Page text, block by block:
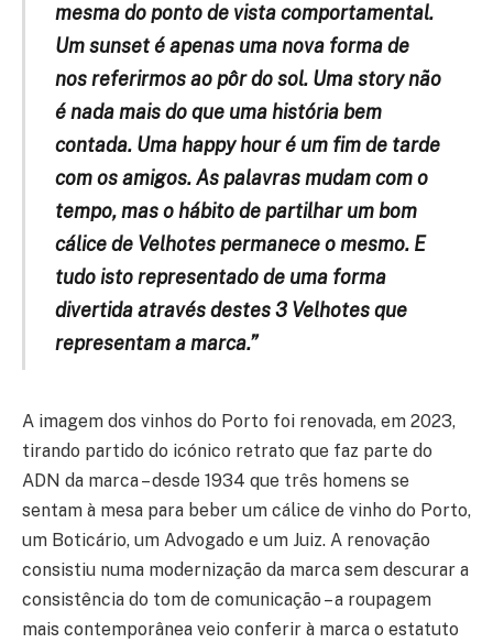
mesma do ponto de vista comportamental.
Um sunset é apenas uma nova forma de
nos referirmos ao pôr do sol. Uma story não
é nada mais do que uma história bem
contada. Uma happy hour é um fim de tarde
com os amigos. As palavras mudam com o
tempo, mas o hábito de partilhar um bom
cálice de Velhotes permanece o mesmo. E
tudo isto representado de uma forma
divertida através destes 3 Velhotes que
representam a marca.”
A imagem dos vinhos do Porto foi renovada, em 2023,
tirando partido do icónico retrato que faz parte do
ADN da marca – desde 1934 que três homens se
sentam à mesa para beber um cálice de vinho do Porto,
um Boticário, um Advogado e um Juiz. A renovação
consistiu numa modernização da marca sem descurar a
consistência do tom de comunicação – a roupagem
mais contemporânea veio conferir à marca o estatuto